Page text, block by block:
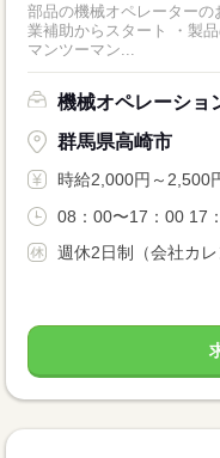
部品の機械オペレーターのお仕事です。 ▼具
業補助からスタート ・製
マンツーマン...
機械オペレーショ
群馬県高崎市
時給2,000円～2,500
08：00〜17：00 17
週休2日制（会社カレ